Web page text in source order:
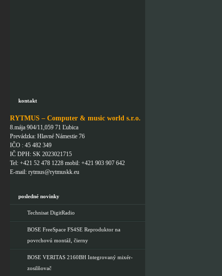
kontakt
RYTMUS – Computer & music world s.r.o.
8.mája 904/11,059 71 Ľubica
Prevádzka: Hlavné Námestie 76
IČO : 45 482 349
IČ DPH: SK 2023021715
Tel: +421 52 478 1228 mobil: +421 903 907 642
E-mail: rytmus@rytmuskk.eu
posledné novinky
Technisat DigitRadio
BOSE FreeSpace FS4SE Reproduktor na
povrchovú montáž, čierny
BOSE VERITAS 2160BH Integrovaný mixér-
zosilňovač